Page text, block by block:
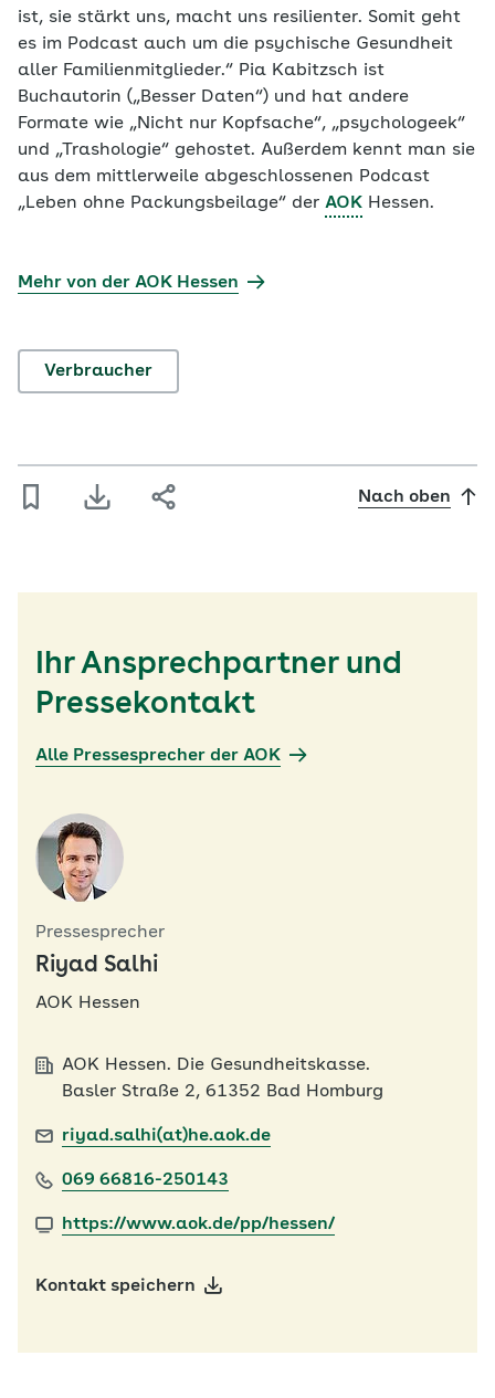
ist, sie stärkt uns, macht uns resilienter. Somit geht
es im Podcast auch um die psychische Gesundheit
aller Familienmitglieder.“ Pia Kabitzsch ist
Buchautorin („Besser Daten“) und hat andere
Formate wie „Nicht nur Kopfsache“, „psychologeek“
und „Trashologie“ gehostet. Außerdem kennt man sie
aus dem mittlerweile abgeschlossenen Podcast
„Leben ohne Packungsbeilage“ der AOK Hessen.
Mehr von der AOK Hessen
Verbraucher
Nach oben
Ihr Ansprechpartner und
Pressekontakt
Alle Pressesprecher der AOK
Pressesprecher
Riyad Salhi
AOK Hessen
AOK Hessen. Die Gesundheitskasse.
Basler Straße 2, 61352 Bad Homburg
riyad.salhi(at)he.aok.de
069 66816-250143
https://www.aok.de/pp/hessen/
Kontakt speichern